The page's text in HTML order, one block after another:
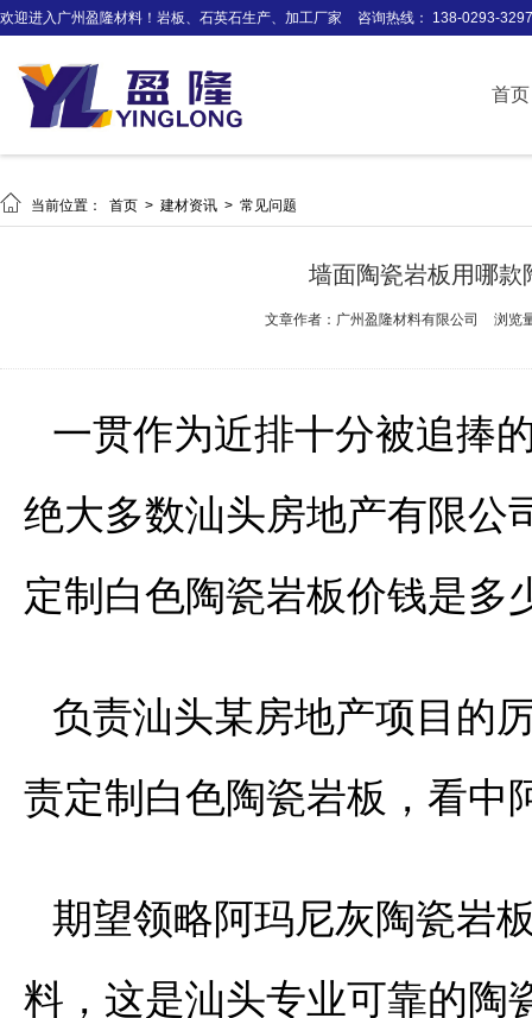
欢迎进入广州盈隆材料！岩板、石英石生产、加工厂家 咨询热线： 138-0293-3297
首页
 当前位置： 首页 > 建材资讯 > 常见问题
墙面陶瓷岩板用哪款
文章作者：广州盈隆材料有限公司 浏览
一贯作为近排十分被追捧
绝大多数汕头房地产有限公
定制白色陶瓷岩板价钱是多
负责汕头某房地产项目的
责定制白色陶瓷岩板，看中
期望领略阿玛尼灰陶瓷岩
料，这是汕头专业可靠的陶